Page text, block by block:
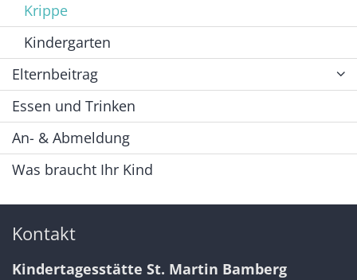
Krippe
Kindergarten
Elternbeitrag
Essen und Trinken
An- & Abmeldung
Was braucht Ihr Kind
Kontakt
Kindertagesstätte St. Martin Bamberg